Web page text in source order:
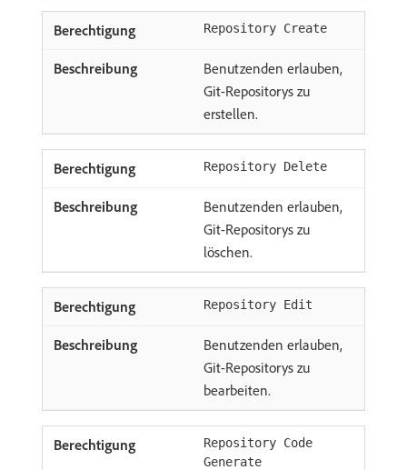
Repository Create
Benutzenden erlauben,
Git-Repositorys zu
erstellen.
Repository Delete
Benutzenden erlauben,
Git-Repositorys zu
löschen.
Repository Edit
Benutzenden erlauben,
Git-Repositorys zu
bearbeiten.
Repository Code
Generate